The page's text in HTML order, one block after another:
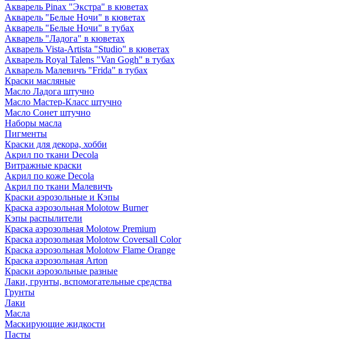
Акварель Pinax "Экстра" в кюветах
Акварель "Белые Ночи" в кюветах
Акварель "Белые Ночи" в тубах
Акварель "Ладога" в кюветах
Акварель Vista-Artista "Studio" в кюветах
Акварель Royal Talens "Van Gogh" в тубах
Акварель Малевичъ "Frida" в тубах
Краски масляные
Масло Ладога штучно
Масло Мастер-Класс штучно
Масло Сонет штучно
Наборы масла
Пигменты
Краски для декора, хобби
Акрил по ткани Decola
Витражные краски
Акрил по коже Decola
Акрил по ткани Малевичъ
Краски аэрозольные и Кэпы
Краска аэрозольная Molotow Burner
Кэпы распылители
Краска аэрозольная Molotow Premium
Краска аэрозольная Molotow Coversall Color
Краска аэрозольная Molotow Flame Orange
Краска аэрозольная Arton
Краски аэрозольные разные
Лаки, грунты, вспомогательные средства
Грунты
Лаки
Масла
Маскирующие жидкости
Пасты